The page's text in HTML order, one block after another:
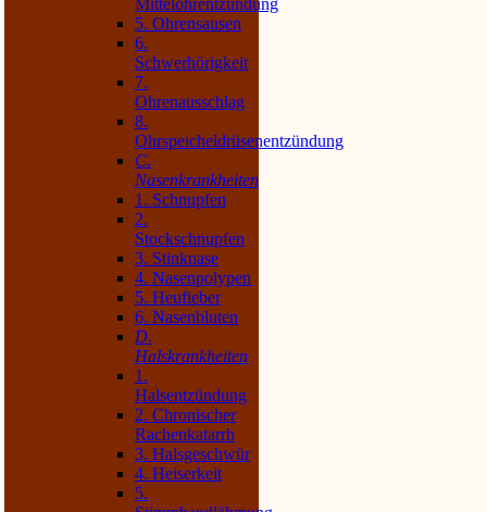
Mittelohrentzündung
5. Ohrensausen
6.
Schwerhörigkeit
7.
Ohrenausschlag
8.
Ohrspeicheldrüsenentzündung
C.
Nasenkrankheiten
1. Schnupfen
2.
Stockschnupfen
3. Stinknase
4. Nasenpolypen
5. Heufieber
6. Nasenbluten
D.
Halskrankheiten
1.
Halsentzündung
2. Chronischer
Rachenkatarrh
3. Halsgeschwür
4. Heiserkeit
5.